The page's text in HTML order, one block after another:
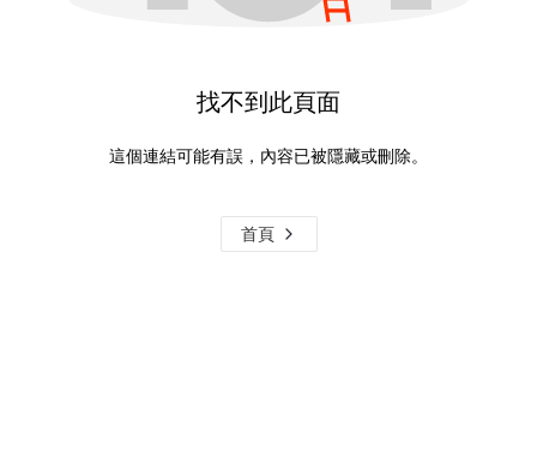
找不到此頁面
這個連結可能有誤，內容已被隱藏或刪除。
首頁